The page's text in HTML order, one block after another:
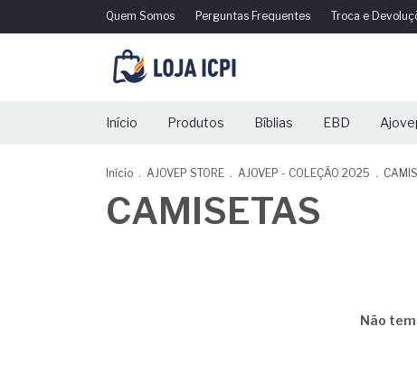
Quem Somos Perguntas Frequentes Troca e
Início Produtos Bíblias EBD
Início . AJOVEP STORE . AJOVEP - COLEÇÃO 2025 .
CAMISETAS
Não